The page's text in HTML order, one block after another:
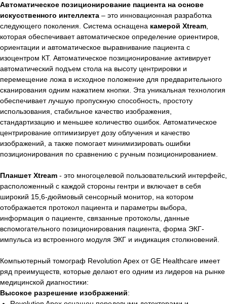
Автоматическое позиционирование пациента на основе
искусственного интеллекта – это инновационная разработка
следующего поколения. Система оснащена камерой Xtream
которая обеспечивает автоматическое определение ориентиров,
ориентации и автоматическое выравнивание пациента с
изоцентром КТ. Автоматическое позиционирование активирует
автоматический подъем стола на высоту центрировки и
перемещение ложа в исходное положение для предварительного
сканирования одним нажатием кнопки. Эта уникальная технология
обеспечивает лучшую пропускную способность, простоту
использования, стабильное качество изображения,
стандартизацию и меньшее количество ошибок. Автоматическое
центрирование оптимизирует дозу облучения и качество
изображений, а также помогает минимизировать ошибки
позиционирования по сравнению с ручным позиционированием.
Планшет Xtream - это многоцелевой пользовательский интерфейс,
расположенный с каждой стороны гентри и включает в себя
широкий 15,6-дюймовый сенсорный монитор, на котором
отображается протокол пациента и параметры выбора,
информация о пациенте, связанные протоколы, данные
вспомогательного позиционирования пациента, форма ЭКГ-
импульса из встроенного модуля ЭКГ и индикация столкновений.
Компьютерный томограф Revolution Apex от GE Healthcare имеет
ряд преимуществ, которые делают его одним из лидеров на рынке
медицинской диагностики:
Высокое разрешение изображений: